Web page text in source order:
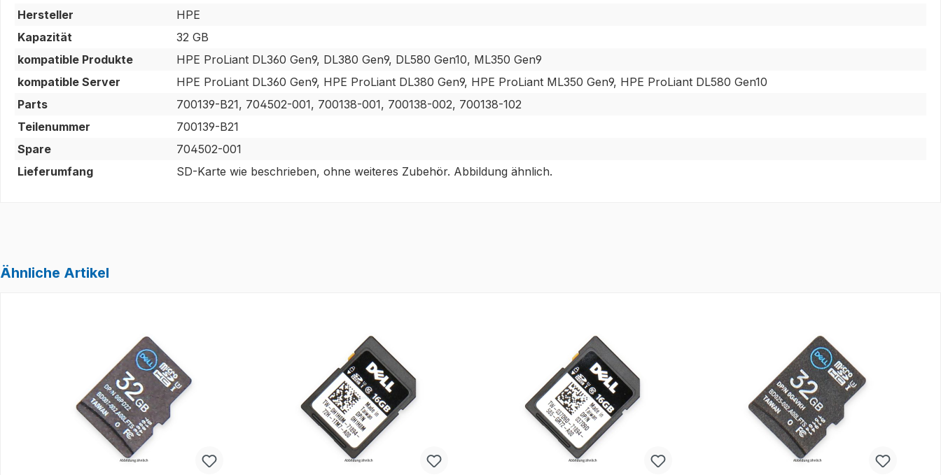
Hersteller
HPE
Kapazität
32 GB
kompatible Produkte
HPE ProLiant DL360 Gen9, DL380 Gen9, DL580 Gen10, ML350 Gen9
kompatible Server
HPE ProLiant DL360 Gen9, HPE ProLiant DL380 Gen9, HPE ProLiant ML350 Gen9, HPE ProLiant DL580 Gen10
Parts
700139-B21, 704502-001, 700138-001, 700138-002, 700138-102
Teilenummer
700139-B21
Spare
704502-001
Lieferumfang
SD-Karte wie beschrieben, ohne weiteres Zubehör. Abbildung ähnlich.
Ähnliche Artikel